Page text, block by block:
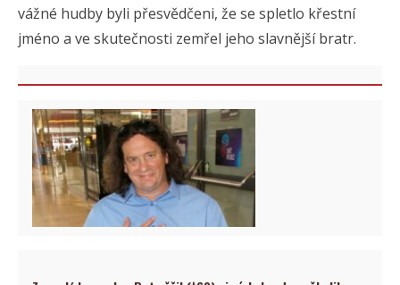
vážné hudby byli přesvědčeni, že se spletlo křestní
jméno a ve skutečnosti zemřel jeho slavnější bratr.